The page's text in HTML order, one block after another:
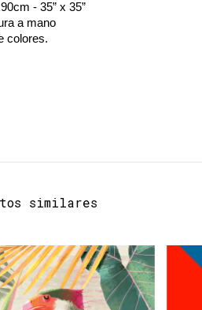
- 35” x 35”
a mano
colores.
similares